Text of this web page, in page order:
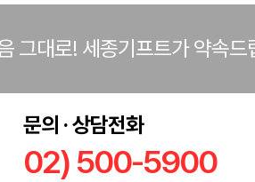
그대로! 세종기프트가 약속드
문의 · 상담전화
02) 500-5900